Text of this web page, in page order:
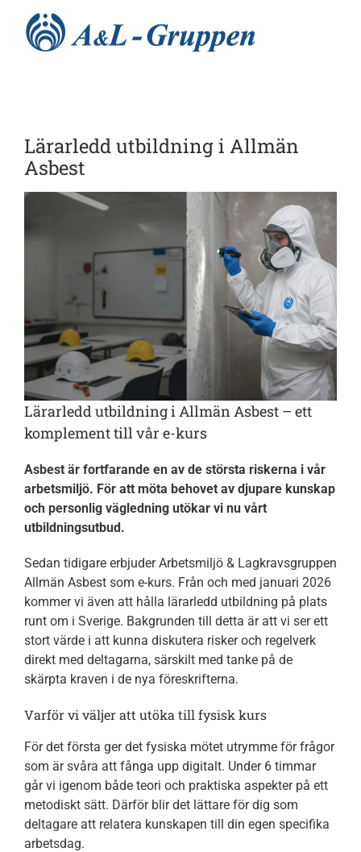
innehållet
Nyheter
Utbildningar
Processer
Om oss
Kontakt
Lärarledd utbildning i Allmän
Asbest
Lärarledd utbildning i Allmän Asbest – ett
komplement till vår e-kurs
Asbest är fortfarande en av de största riskerna i vår
arbetsmiljö. För att möta behovet av djupare kunskap
och personlig vägledning utökar vi nu vårt
utbildningsutbud.
Sedan tidigare erbjuder Arbetsmiljö & Lagkravsgruppen
Allmän Asbest som e-kurs. Från och med januari 2026
kommer vi även att hålla lärarledd utbildning på plats
runt om i Sverige. Bakgrunden till detta är att vi ser ett
stort värde i att kunna diskutera risker och regelverk
direkt med deltagarna, särskilt med tanke på de
skärpta kraven i de nya föreskrifterna.
Varför vi väljer att utöka till fysisk kurs
För det första ger det fysiska mötet utrymme för frågor
som är svåra att fånga upp digitalt. Under 6 timmar
går vi igenom både teori och praktiska aspekter på ett
metodiskt sätt. Därför blir det lättare för dig som
deltagare att relatera kunskapen till din egen specifika
arbetsdag.